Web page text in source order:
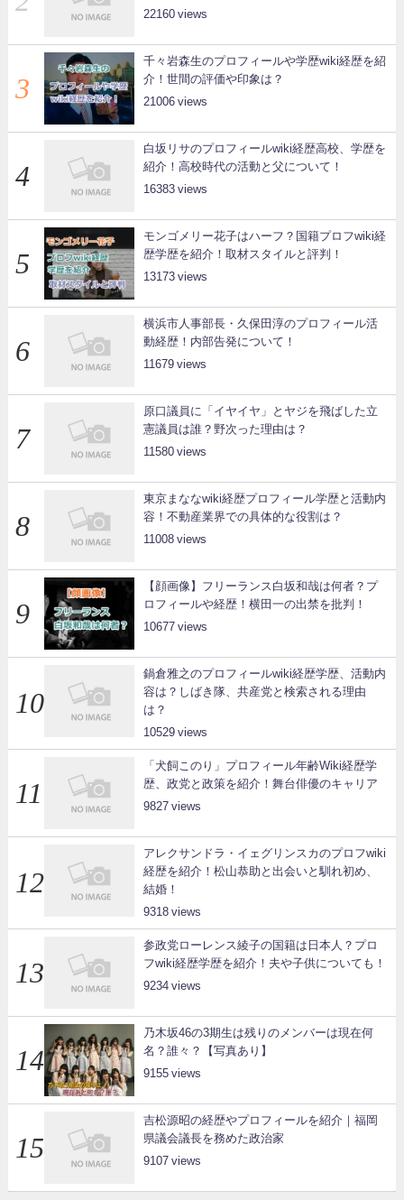
22160
千々岩森生のプロフィールや学歴wiki経歴を紹
介！世間の評価や印象は？
21006
白坂リサのプロフィールwiki経歴高校、学歴を
紹介！高校時代の活動と父について！
16383
モンゴメリー花子はハーフ？国籍プロフwiki経
歴学歴を紹介！取材スタイルと評判！
13173
横浜市人事部長・久保田淳のプロフィール活
動経歴！内部告発について！
11679
原口議員に「イヤイヤ」とヤジを飛ばした立
憲議員は誰？野次った理由は？
11580
東京まななwiki経歴プロフィール学歴と活動内
容！不動産業界での具体的な役割は？
11008
【顔画像】フリーランス白坂和哉は何者？プ
ロフィールや経歴！横田一の出禁を批判！
10677
鍋倉雅之のプロフィールwiki経歴学歴、活動内
容は？しばき隊、共産党と検索される理由
は？
10529
「犬飼このり」プロフィール年齢Wiki経歴学
歴、政党と政策を紹介！舞台俳優のキャリア
9827
アレクサンドラ・イェグリンスカのプロフwiki
経歴を紹介！松山恭助と出会いと馴れ初め、
結婚！
9318
参政党ローレンス綾子の国籍は日本人？プロ
フwiki経歴学歴を紹介！夫や子供についても！
9234
乃木坂46の3期生は残りのメンバーは現在何
名？誰々？【写真あり】
9155
吉松源昭の経歴やプロフィールを紹介｜福岡
県議会議長を務めた政治家
9107